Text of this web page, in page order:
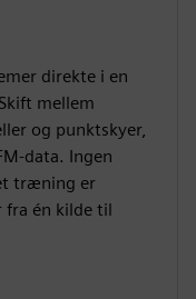
direkte i en
mellem
og punktskyer,
data. Ingen
træning er
fra én kilde til